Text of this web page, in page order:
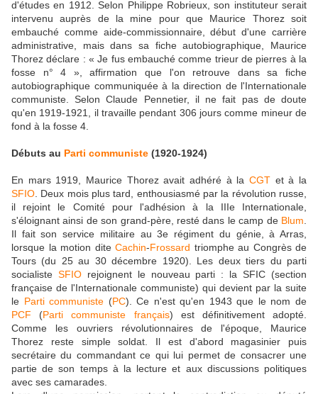
d'études en 1912. Selon Philippe Robrieux, son instituteur serait
intervenu auprès de la mine pour que Maurice Thorez soit
embauché comme aide-commissionnaire, début d'une carrière
administrative, mais dans sa fiche autobiographique, Maurice
Thorez déclare : « Je fus embauché comme trieur de pierres à la
fosse n° 4 », affirmation que l'on retrouve dans sa fiche
autobiographique communiquée à la direction de l'Internationale
communiste. Selon Claude Pennetier, il ne fait pas de doute
qu'en 1919-1921, il travaille pendant 306 jours comme mineur de
fond à la fosse 4.
Débuts au Parti communiste (1920-1924)
En mars 1919, Maurice Thorez avait adhéré à la CGT et à la
SFIO . Deux mois plus tard, enthousiasmé par la révolution russe,
il rejoint le Comité pour l'adhésion à la IIIe Internationale,
s'éloignant ainsi de son grand-père, resté dans le camp de Blum
Il fait son service militaire au 3e régiment du génie, à Arras,
lorsque la motion dite Cachin-Frossard triomphe au Congrès de
Tours (du 25 au 30 décembre 1920). Les deux tiers du parti
socialiste SFIOrejoignent le nouveau parti : la SFIC (section
française de l'Internationale communiste) qui devient par la suite
le Parti communiste (PC). Ce n'est qu'en 1943 que le nom de
PCF (Parti communiste français) est définitivement adopté.
Comme les ouvriers révolutionnaires de l'époque, Maurice
Thorez reste simple soldat. Il est d'abord magasinier puis
secrétaire du commandant ce qui lui permet de consacrer une
partie de son temps à la lecture et aux discussions politiques
avec ses camarades.